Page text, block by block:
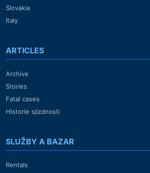
Slovakia
Italy
ARTICLES
Archive
Stories
Fatal cases
Historie sjízdnosti
SLUŽBY A BAZAR
Rentals